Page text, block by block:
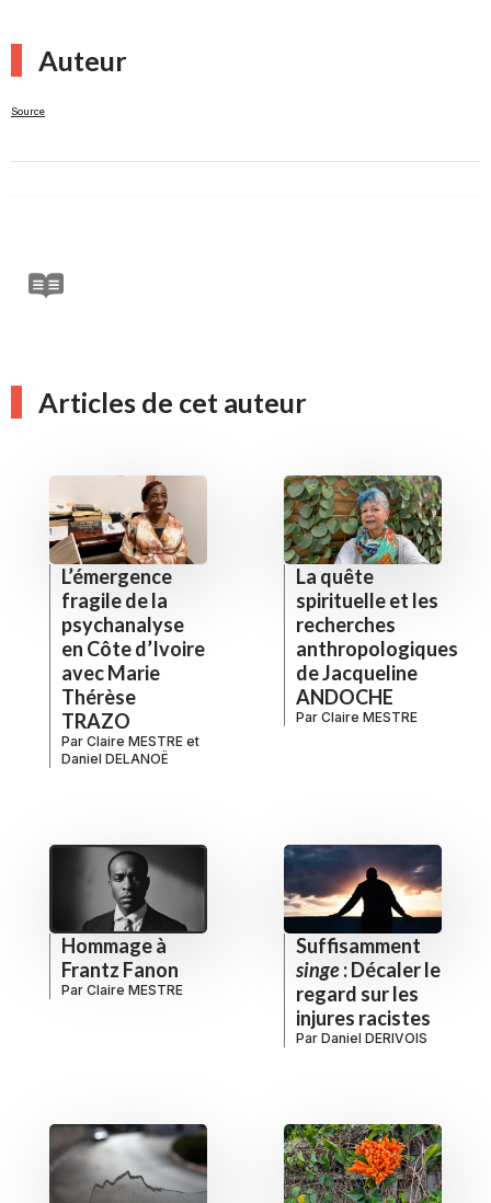
Auteur
Source
Articles de cet auteur
L’émergence
fragile de la
psychanalyse
en Côte d’Ivoire
avec Marie
Thérèse
TRAZO
Par Claire MESTRE et
Daniel DELANOË
La quête
spirituelle et les
recherches
anthropologiques
de Jacqueline
ANDOCHE
Par Claire MESTRE
Hommage à
Frantz Fanon
Par Claire MESTRE
Suffisamment
singe: Décaler le
regard sur les
injures racistes
Par Daniel DERIVOIS